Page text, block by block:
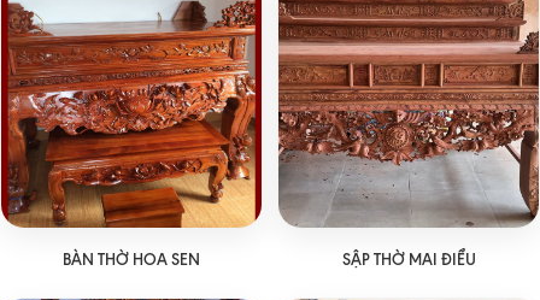
BÀN THỜ HOA SEN SẬP THỜ MAI ĐIỂU